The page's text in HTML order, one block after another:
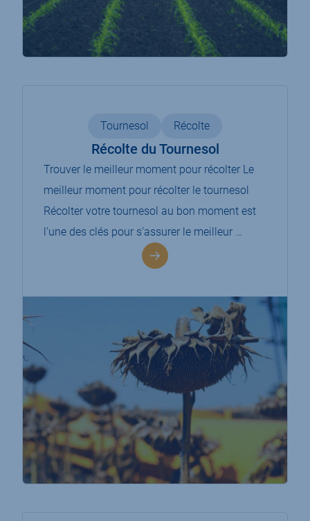
Tournesol Récolte
Récolte du Tournesol
Trouver le meilleur moment pour récolter Le
meilleur moment pour récolter le tournesol
Récolter votre tournesol au bon moment est
l’une des clés pour s’assurer le meilleur …